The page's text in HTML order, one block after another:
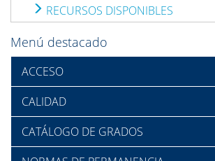
RECURSOS DISPONIBLES
Menú destacado
ACCESO
CALIDAD
CATÁLOGO DE GRADOS